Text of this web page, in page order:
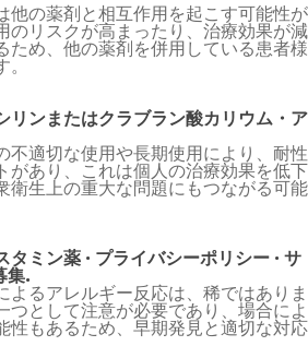
他の薬剤と相互作用を起こす可能性が
のリスクが高まったり、治療効果が減
ため、他の薬剤を併用している患者様
リンまたはクラブラン酸カリウム・ア
不適切な使用や長期使用により、耐性
があり、これは個人の治療効果を低下
衛生上の重大な問題にもつながる可能
ミン薬 · プライバシーポリシー · サ
集.
よるアレルギー反応は、稀ではありま
つとして注意が必要であり、場合によ
性もあるため、早期発見と適切な対応